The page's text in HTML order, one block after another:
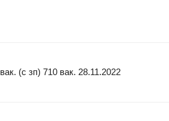
(с зп) 710 вак. 28.11.2022